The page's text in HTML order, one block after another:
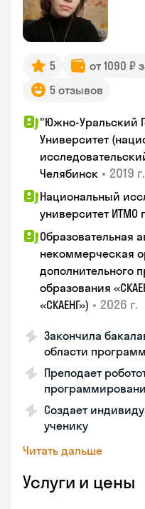
5 от 1090 ₽
5 отзывов
"Южно-Уральский
Университет
Челябинск • 2019 г.
Национальный
университет ИТМО
Образовательная
некоммерческая
дополнительного
образования
«СКАЕНГ») • 2026 г.
Закончила
области
Преподает
Создает
ученику
Читать дальше
Услуги и цены